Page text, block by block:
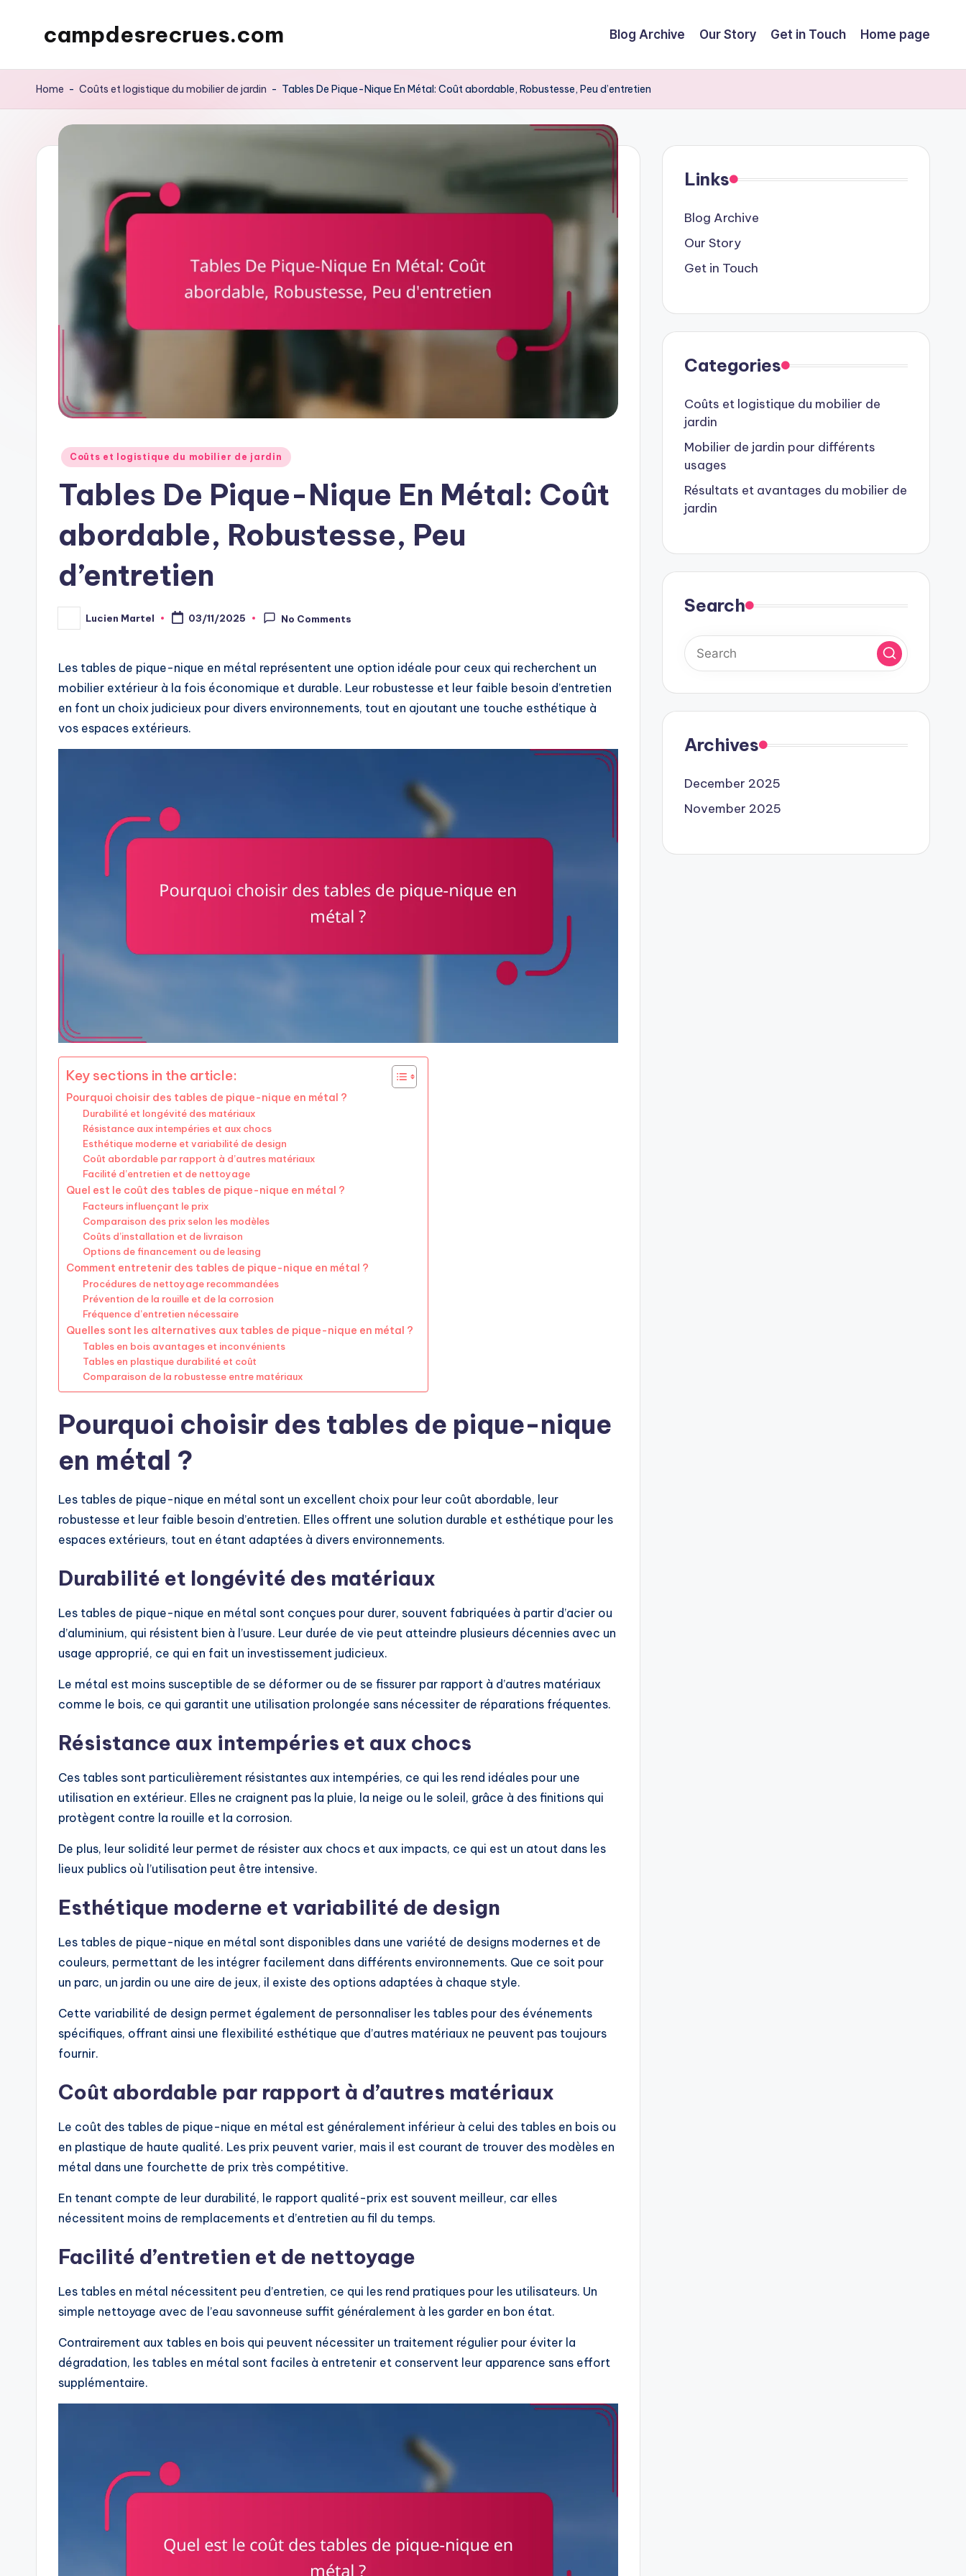
campdesrecrues.com Blog Archive Our Story Get in Touch Home page
Home - Coûts et logistique du mobilier de jardin - Tables De Pique-Nique En Métal: Coût abordable, Robustesse, Peu d’entretien
Posted
Coûts et logistique du mobilier de jardin
Tables De Pique-Nique En Métal: Coût
abordable, Robustesse, Peu
d’entretien
Posted
by
Lucien Martel 03/11/2025 No Comments
Les tables de pique-nique en métal représentent une option idéale pour ceux qui recherchent un
mobilier extérieur à la fois économique et durable. Leur robustesse et leur faible besoin d’entretien
en font un choix judicieux pour divers environnements, tout en ajoutant une touche esthétique à
vos espaces extérieurs.
Key sections in the article:
Pourquoi choisir des tables de pique-nique en métal ?
Durabilité et longévité des matériaux
Résistance aux intempéries et aux chocs
Esthétique moderne et variabilité de design
Coût abordable par rapport à d’autres matériaux
Facilité d’entretien et de nettoyage
Quel est le coût des tables de pique-nique en métal ?
Facteurs influençant le prix
Comparaison des prix selon les modèles
Coûts d’installation et de livraison
Options de financement ou de leasing
Comment entretenir des tables de pique-nique en métal ?
Procédures de nettoyage recommandées
Prévention de la rouille et de la corrosion
Fréquence d’entretien nécessaire
Quelles sont les alternatives aux tables de pique-nique en métal ?
Tables en bois avantages et inconvénients
Tables en plastique durabilité et coût
Comparaison de la robustesse entre matériaux
Pourquoi choisir des tables de pique-nique
en métal ?
Les tables de pique-nique en métal sont un excellent choix pour leur coût abordable, leur
robustesse et leur faible besoin d’entretien. Elles offrent une solution durable et esthétique pour les
espaces extérieurs, tout en étant adaptées à divers environnements.
Durabilité et longévité des matériaux
Les tables de pique-nique en métal sont conçues pour durer, souvent fabriquées à partir d’acier ou
d’aluminium, qui résistent bien à l’usure. Leur durée de vie peut atteindre plusieurs décennies avec un
usage approprié, ce qui en fait un investissement judicieux.
Le métal est moins susceptible de se déformer ou de se fissurer par rapport à d’autres matériaux
comme le bois, ce qui garantit une utilisation prolongée sans nécessiter de réparations fréquentes.
Résistance aux intempéries et aux chocs
Ces tables sont particulièrement résistantes aux intempéries, ce qui les rend idéales pour une
utilisation en extérieur. Elles ne craignent pas la pluie, la neige ou le soleil, grâce à des finitions qui
protègent contre la rouille et la corrosion.
De plus, leur solidité leur permet de résister aux chocs et aux impacts, ce qui est un atout dans les
lieux publics où l’utilisation peut être intensive.
Esthétique moderne et variabilité de design
Les tables de pique-nique en métal sont disponibles dans une variété de designs modernes et de
couleurs, permettant de les intégrer facilement dans différents environnements. Que ce soit pour
un parc, un jardin ou une aire de jeux, il existe des options adaptées à chaque style.
Cette variabilité de design permet également de personnaliser les tables pour des événements
spécifiques, offrant ainsi une flexibilité esthétique que d’autres matériaux ne peuvent pas toujours
fournir.
Coût abordable par rapport à d’autres matériaux
Le coût des tables de pique-nique en métal est généralement inférieur à celui des tables en bois ou
en plastique de haute qualité. Les prix peuvent varier, mais il est courant de trouver des modèles en
métal dans une fourchette de prix très compétitive.
En tenant compte de leur durabilité, le rapport qualité-prix est souvent meilleur, car elles
nécessitent moins de remplacements et d’entretien au fil du temps.
Facilité d’entretien et de nettoyage
Les tables en métal nécessitent peu d’entretien, ce qui les rend pratiques pour les utilisateurs. Un
simple nettoyage avec de l’eau savonneuse suffit généralement à les garder en bon état.
Contrairement aux tables en bois qui peuvent nécessiter un traitement régulier pour éviter la
dégradation, les tables en métal sont faciles à entretenir et conservent leur apparence sans effort
supplémentaire.
Links
Blog Archive
Our Story
Get in Touch
Categories
Coûts et logistique du mobilier de
jardin
Mobilier de jardin pour différents
usages
Résultats et avantages du mobilier de
jardin
Search
Archives
December 2025
November 2025